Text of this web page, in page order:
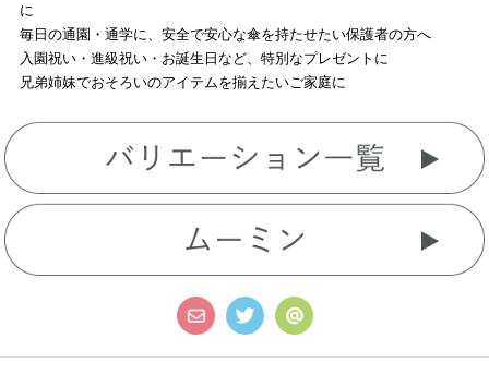
に
毎日の通園・通学に、安全で安心な傘を持たせたい保護者の方へ
入園祝い・進級祝い・お誕生日など、特別なプレゼントに
兄弟姉妹でおそろいのアイテムを揃えたいご家庭に